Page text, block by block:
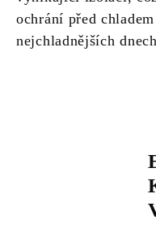
ochrání před
nejchladnějších